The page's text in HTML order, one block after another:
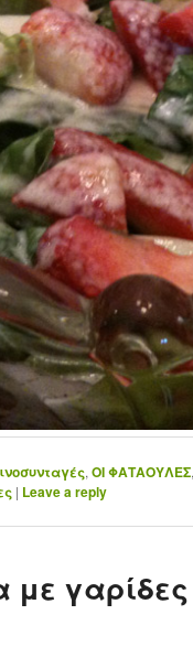
, ΟΙ ΦΑΤΑΟΥΛΕΣ,
| Leave a reply
γαρίδες